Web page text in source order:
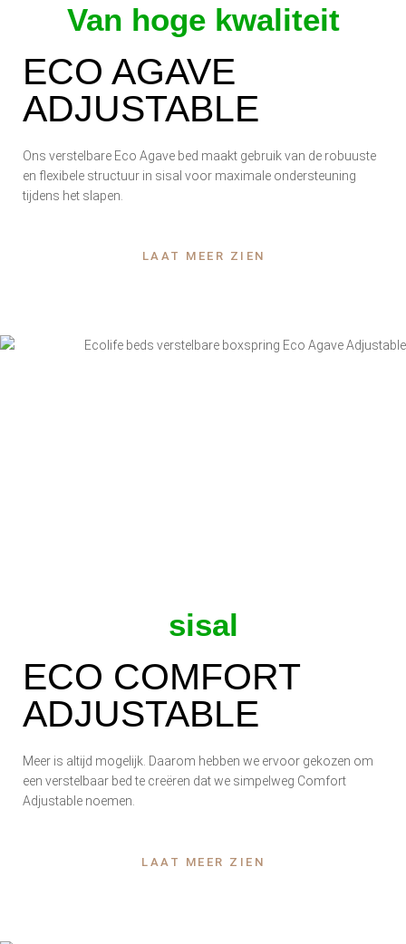
Van hoge kwaliteit
ECO AGAVE
ADJUSTABLE
Ons verstelbare Eco Agave bed maakt gebruik van de robuuste
en flexibele structuur in sisal voor maximale ondersteuning
tijdens het slapen.
LAAT MEER ZIEN
sisal
ECO COMFORT
ADJUSTABLE
Meer is altijd mogelijk. Daarom hebben we ervoor gekozen om
een ​​verstelbaar bed te creëren dat we simpelweg Comfort
Adjustable noemen.
LAAT MEER ZIEN